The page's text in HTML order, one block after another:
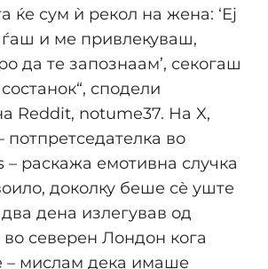
ќе сум ѝ рекол на жена: ‘Еј
и ме привлекуваш,
да те запознаам’, секогаш
сподели
Reddit, notume37. На X,
во
– раскажа емотивна случка
доколку беше сѐ уште
дена излегував од
северен Лондон кога
– мислам дека имаше